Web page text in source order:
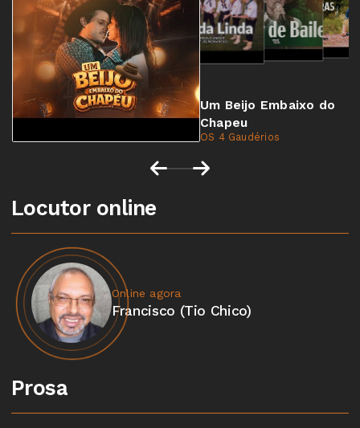
Um Beijo Embaixo do
Chapeu
OS 4 Gaudérios
Locutor online
Online agora
Francisco (Tio Chico)
Prosa